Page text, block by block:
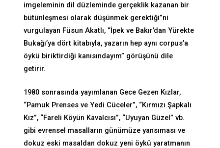
imgeleminin dil düzleminde gerçeklik kazanan bir
bütünleşmesi olarak düşünmek gerektiği”ni
vurgulayan Füsun Akatlı, “İpek ve Bakır’dan Yürekte
Bukağı’ya dört kitabıyla, yazarın hep aynı corpus’a
öykü biriktirdiği kanısındayım” görüşünü dile
getirir.
1980 sonrasında yayımlanan Gece Gezen Kızlar,
“Pamuk Prenses ve Yedi Cüceler”, “Kırmızı Şapkalı
Kız”, “Fareli Köyün Kavalcısı”, “Uyuyan Güzel” vb.
gibi evrensel masalların günümüze yansıması ve
dokuz eski masaldan dokuz yeni öykü yaratmanın